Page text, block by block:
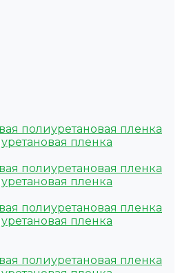
полиуретановая пленка
пленка
полиуретановая пленка
пленка
полиуретановая пленка
пленка
полиуретановая пленка